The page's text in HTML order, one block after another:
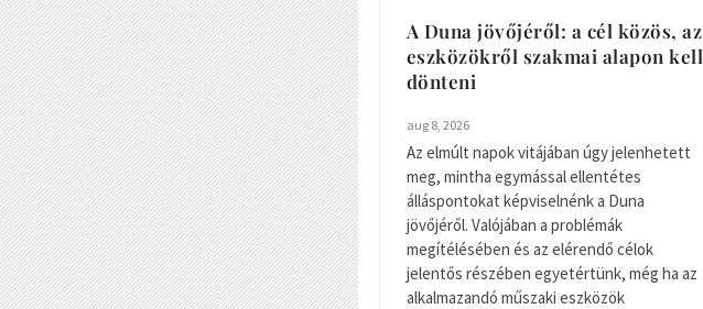
A Duna jövőjéről: a cél közös, az
eszközökről szakmai alapon kell
dönteni
aug 8, 2026
Az elmúlt napok vitájában úgy jelenhetett
meg, mintha egymással ellentétes
álláspontokat képviselnénk a Duna
jövőjéről. Valójában a problémák
megítélésében és az elérendő célok
jelentős részében egyetértünk, még ha az
alkalmazandó műszaki eszközök